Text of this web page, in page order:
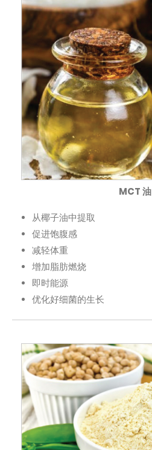
MCT 油
从椰子油中提取
促进饱腹感
减轻体重
增加脂肪燃烧
即时能源
优化好细菌的生长